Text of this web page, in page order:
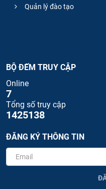
Quản lý đào tạo
BỘ ĐẾM TRUY CẬP
Online
7
Tổng số truy cập
1425138
ĐĂNG KÝ THÔNG TIN